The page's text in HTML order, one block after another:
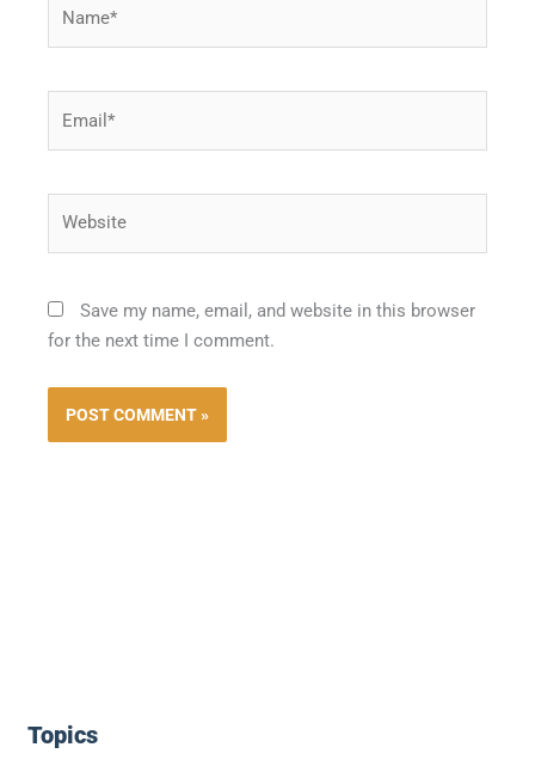
Topics
Save my name, email, and website in this browser
for the next time I comment.